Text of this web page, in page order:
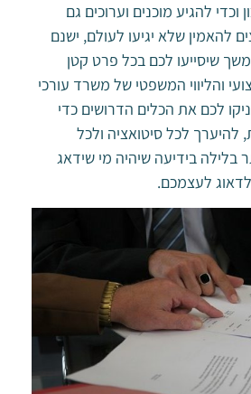
להגיע מוכנים וערוכים גם
להאמין שלא יגיעו לעולם, ישנם
שיסייעו לכם בכל פרט קטן
והליווי המשפטי של משרד עורכי
לכם את הכלים הדרושים כדי
להיערך לכל סיטואציה ולכל
בלילה בידיעה שיהיה מי שידאג
לעצמכם.